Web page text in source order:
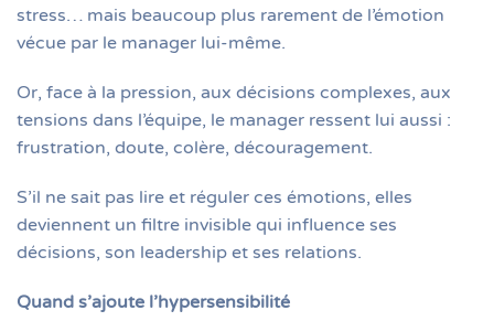
stress… mais beaucoup plus rarement de l’émotion
vécue par le manager lui-même.
Or, face à la pression, aux décisions complexes, aux
tensions dans l’équipe, le manager ressent lui aussi :
frustration, doute, colère, découragement.
S’il ne sait pas lire et réguler ces émotions, elles
deviennent un filtre invisible qui influence ses
décisions, son leadership et ses relations.
Quand s’ajoute l’hypersensibilité